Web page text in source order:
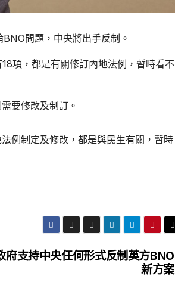
問題，中央將出手反制。
項，都是有關修訂內地法例，暫時看不
要修改及制訂。
例制定及修改，都是與民生有關，暫時
府支持中央任何形式反制英方BNO
新方案